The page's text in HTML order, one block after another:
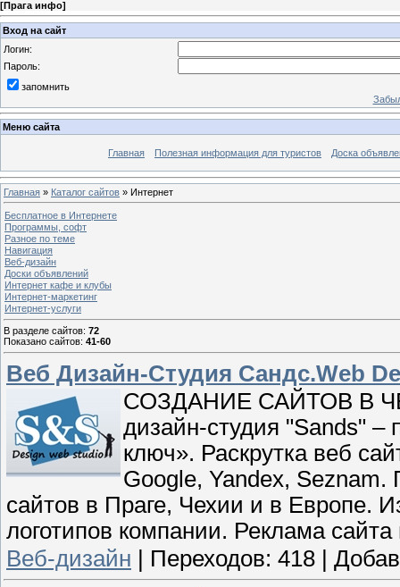
[Прага инфо]
Вход на сайт
Логин:
Пароль:
запомнить
Меню сайта
Главная Полезная информация для туристов Доска
Главная » Каталог сайтов » Интернет
Бесплатное в Интернете
Программы, софт
Разное по теме
Навигация
Веб-дизайн
Доски объявлений
Интернет кафе и клубы
Интернет-маркетинг
Интернет-услуги
В разделе сайтов: 72
Показано сайтов: 41-60
Веб Дизайн-Студия Сандс.Web
СОЗДАНИЕ САЙТОВ В
дизайн-студия "Sands" –
ключ». Раскрутка веб
Google, Yandex, Seznam.
сайтов в Праге, Чехии и в Европе.
логотипов компании. Реклама
Веб-дизайн
Переходов: 418